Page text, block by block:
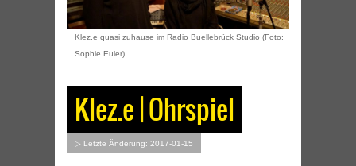
Klez.e quasi zuhause im Radio Buellebrück Studio (Foto:
Sophie Euler)
Klez.e | Ohrspiel
▷ Letzte Änderung: 2017-01-15